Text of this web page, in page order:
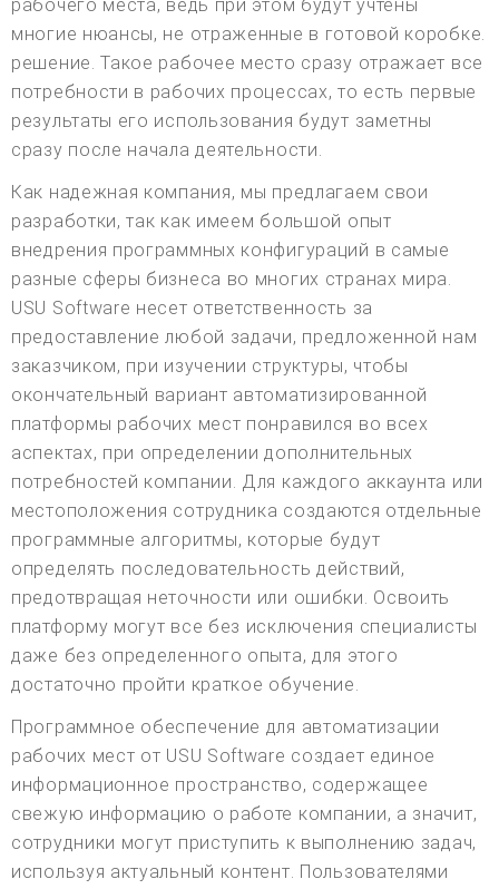
рабочего места, ведь при этом будут учтены
многие нюансы, не отраженные в готовой коробке.
решение. Такое рабочее место сразу отражает все
потребности в рабочих процессах, то есть первые
результаты его использования будут заметны
сразу после начала деятельности.
Как надежная компания, мы предлагаем свои
разработки, так как имеем большой опыт
внедрения программных конфигураций в самые
разные сферы бизнеса во многих странах мира.
USU Software несет ответственность за
предоставление любой задачи, предложенной нам
заказчиком, при изучении структуры, чтобы
окончательный вариант автоматизированной
платформы рабочих мест понравился во всех
аспектах, при определении дополнительных
потребностей компании. Для каждого аккаунта или
местоположения сотрудника создаются отдельные
программные алгоритмы, которые будут
определять последовательность действий,
предотвращая неточности или ошибки. Освоить
платформу могут все без исключения специалисты
даже без определенного опыта, для этого
достаточно пройти краткое обучение.
Программное обеспечение для автоматизации
рабочих мест от USU Software создает единое
информационное пространство, содержащее
свежую информацию о работе компании, а значит,
сотрудники могут приступить к выполнению задач,
используя актуальный контент. Пользователями